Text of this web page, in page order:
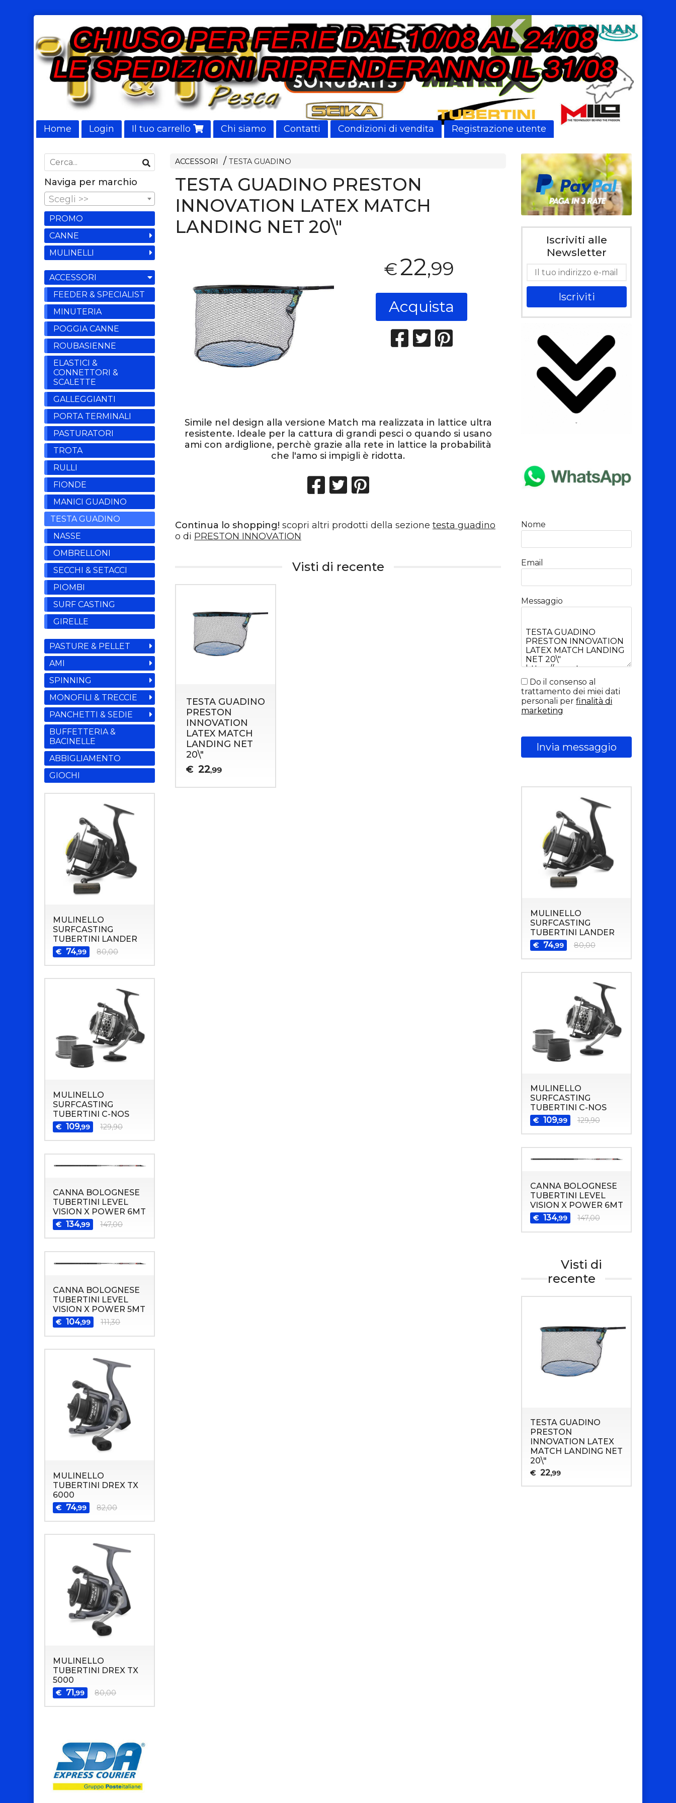
Home Login Il tuo carrello Chi siamo Contatti Condizioni di vendita
Registrazione utente
ACCESSORI TESTA GUADINO
TESTA GUADINO PRESTON
INNOVATION LATEX MATCH
LANDING NET 20\"
€22,99
Acquista
Simile nel design alla versione Match ma realizzata in lattice ultra
resistente. Ideale per la cattura di grandi pesci o quando si usano
ami con ardiglione, perchè grazie alla rete in lattice la probabilità
che l'amo si impigli è ridotta.
Continua lo shopping! scopri altri prodotti della sezione testa guadino
o di PRESTON INNOVATION
Visti di recente
TESTA GUADINO
PRESTON
INNOVATION
LATEX MATCH
LANDING NET
20\"
€ 22,99
Naviga per marchio
Scegli >>
PROMO
CANNE
MULINELLI
ACCESSORI
FEEDER & SPECIALIST
MINUTERIA
POGGIA CANNE
ROUBASIENNE
ELASTICI &
CONNETTORI &
SCALETTE
GALLEGGIANTI
PORTA TERMINALI
PASTURATORI
TROTA
RULLI
FIONDE
MANICI GUADINO
TESTA GUADINO
NASSE
OMBRELLONI
SECCHI & SETACCI
PIOMBI
SURF CASTING
GIRELLE
PASTURE & PELLET
AMI
SPINNING
MONOFILI & TRECCIE
PANCHETTI & SEDIE
BUFFETTERIA &
BACINELLE
ABBIGLIAMENTO
GIOCHI
MULINELLO
SURFCASTING
TUBERTINI LANDER
€ 74,99 80,00
MULINELLO
SURFCASTING
TUBERTINI C-NOS
€ 109,99 129,90
CANNA BOLOGNESE
TUBERTINI LEVEL
VISION X POWER 6MT
€ 134,99 147,00
CANNA BOLOGNESE
TUBERTINI LEVEL
VISION X POWER 5MT
€ 104,99 111,30
MULINELLO
TUBERTINI DREX TX
6000
€ 74,99 82,00
MULINELLO
TUBERTINI DREX TX
5000
€ 71,99 80,00
Iscriviti alle
Newsletter
Iscriviti
Nome
Email
Messaggio
Do il consenso al
trattamento dei miei dati
personali perfinalità di
marketing
Invia messaggio
MULINELLO
SURFCASTING
TUBERTINI LANDER
€ 74,99 80,00
MULINELLO
SURFCASTING
TUBERTINI C-NOS
€ 109,99 129,90
CANNA BOLOGNESE
TUBERTINI LEVEL
VISION X POWER 6MT
€ 134,99 147,00
Visti di
recente
TESTA GUADINO
PRESTON
INNOVATION LATEX
MATCH LANDING NET
20\"
€ 22,99